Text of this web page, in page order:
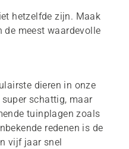
hetzelfde zijn. Maak
de meest waardevolle
dieren in onze
schattig, maar
tuinplagen zoals
redenen is de
vijf jaar snel